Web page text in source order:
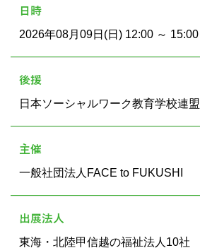
日時
2026年08月09日(日) 12:00 ～ 15:00
後援
日本ソーシャルワーク教育学校連盟
主催
一般社団法人FACE to FUKUSHI
出展法人
東海・北陸甲信越の福祉法人10社